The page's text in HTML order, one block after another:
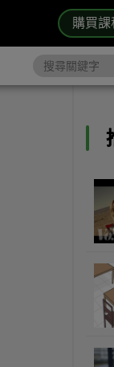
購買課